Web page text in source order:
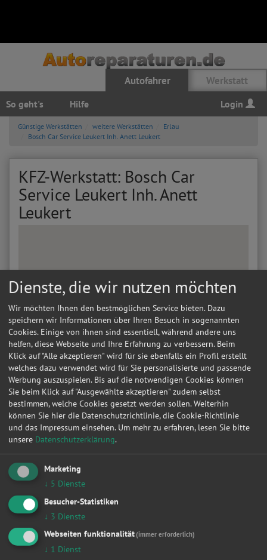
Autofahrer Werkstatt
So geht's Hilfe Login
Günstige Werkstätten weitere Werkstätten
Erlau
Bosch Car Service Leukert Inh. Anett Leukert
KFZ-Werkstatt: Bosch Car
Service Leukert Inh. Anett
Leukert
Kontakt
Bosch Car Service Leukert Inh. Anett Leukert
Mittweidaer Str. 47
09306
Erlau
Dienste, die wir nutzen möchten
Wir möchten Ihnen den bestmöglichen Service bieten. Dazu
speichern wir Informationen über Ihren Besuch in sogenannten
Cookies. Einige von ihnen sind essentiell, während andere uns
helfen, diese Webseite und Ihre Erfahrung zu verbessern. Beim
Klick auf "Alle akzeptieren" wird für sie ebenfalls ein Profil erstellt
welches dazu verwendet wird für Sie personalisierte und passende
Werbung auszuspielen. Bis auf die notwendigen Cookies können
Sie beim Klick auf "Ausgewählte akzeptieren" zudem selbst
bestimmen, welche Cookies gesetzt werden sollen. Weiterhin
können Sie hier die Datenschutzrichtlinie, die Cookie-Richtlinie
und das Impressum einsehen. Um mehr zu erfahren, lesen Sie bitte
unsere Datenschutzerklärung.
Marketing
↓ 5 Dienste
Besucher-Statistiken
↓ 3 Dienste
Webseiten funktionalität(immer erforderlich)
↓ 1 Dienst